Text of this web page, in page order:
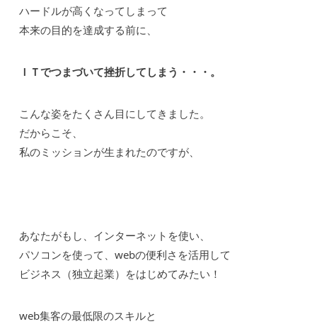
ハードルが高くなってしまって
本来の目的を達成する前に、
ＩＴでつまづいて挫折してしまう・・・。
こんな姿をたくさん目にしてきました。
だからこそ、
私のミッションが生まれたのですが、
あなたがもし、インターネットを使い、
パソコンを使って、webの便利さを活用して
ビジネス（独立起業）をはじめてみたい！
web集客の最低限のスキルと